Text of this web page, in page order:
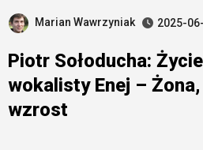
Marian Wawrzyniak 2025-
Piotr Sołoducha:
wokalisty Enej –
wzrost